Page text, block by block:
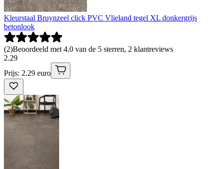
Kleurstaal Bruynzeel click PVC Vlieland tegel XL donkergrijs
betonlook
(2)Beoordeeld met 4.0 van de 5 sterren, 2 klantreviews
2.29
Prijs: 2.29 euro